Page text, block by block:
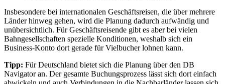
Insbesondere bei internationalen Geschäftsreisen, die über mehrere
Länder hinweg gehen, wird die Planung dadurch aufwändig und
unübersichtlich. Für Geschäftsreisende gibt es aber bei vielen
Bahngesellschaften spezielle Konditionen, weshalb sich ein
Business-Konto dort gerade für Vielbucher lohnen kann.
Tipp: Für Deutschland bietet sich die Planung über den DB
Navigator an. Der gesamte Buchungsprozess lässt sich dort einfach